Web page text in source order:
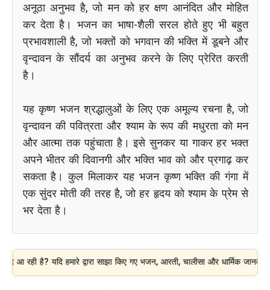
अनूठा अनुभव है, जो मन को हर क्षण आनंदित और मोहित
कर देता है। भजन का भाषा-शैली सरल होते हुए भी बहुत
प्रभावशाली है, जो भक्तों को भगवान की भक्ति में डूबने और
वृन्दावन के सौंदर्य का अनुभव करने के लिए प्रेरित करती
है।
यह कृष्ण भजन श्रद्धालुओं के लिए एक अमूल्य रचना है, जो
वृन्दावन की पवित्रता और श्याम के रूप की मधुरता को मन
और आत्मा तक पहुंचाता है। इसे सुनकर या गाकर हर भक्त
अपने भीतर की दिवानगी और भक्ति भाव को और प्रगाढ़ कर
सकता है। कुल मिलाकर यह भजन कृष्ण भक्ति की गंगा में
एक सुंदर मोती की तरह है, जो हर हृदय को श्याम के प्रेम से
भर देता है।
यदि हमारे द्वारा साझा किए गए भजन, आरती, चालीसा और धार्मिक जानकारी